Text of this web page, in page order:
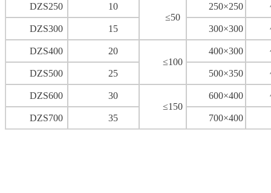
DZS250
10
≤50
250×250
DZS300 15 300×300
DZS400
20
≤100
400×300
DZS500 25 500×350
DZS600
30
≤150
600×400
DZS700 35 700×400